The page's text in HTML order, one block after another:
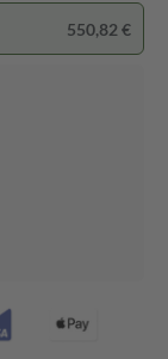
550,82 €